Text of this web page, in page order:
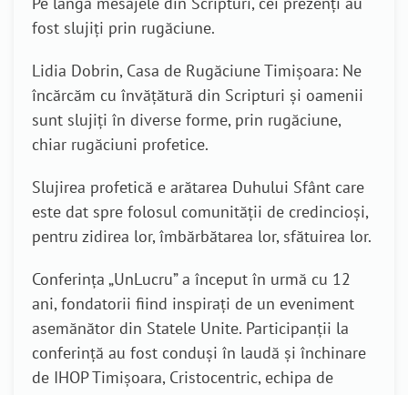
fost slujiți prin rugăciune.
Lidia Dobrin, Casa de Rugăciune Timișoara: Ne
încărcăm cu învățătură din Scripturi și oamenii
sunt slujiți în diverse forme, prin rugăciune,
chiar rugăciuni profetice.
Slujirea profetică e arătarea Duhului Sfânt care
este dat spre folosul comunității de credincioși,
pentru zidirea lor, îmbărbătarea lor, sfătuirea lor.
Conferința „UnLucru” a început în urmă cu 12
ani, fondatorii fiind inspirați de un eveniment
asemănător din Statele Unite. Participanții la
conferință au fost conduși în laudă și închinare
de IHOP Timișoara, Cristocentric, echipa de